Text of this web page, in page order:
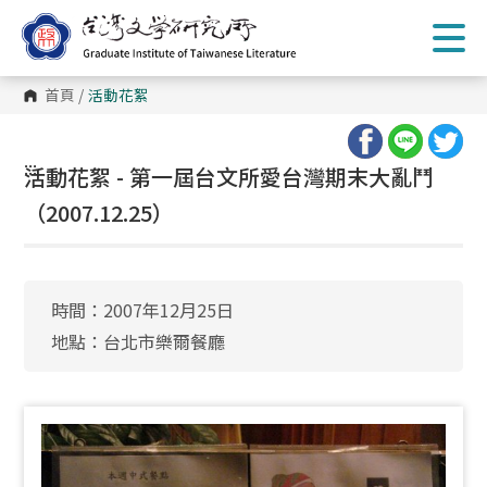
到
主
內
容 首頁 / 活動花絮
:::
活動花絮 - 第一屆台文所愛台灣期末大亂鬥
（2007.12.25）
時間：2007年12月25日
地點：台北市樂爾餐廳